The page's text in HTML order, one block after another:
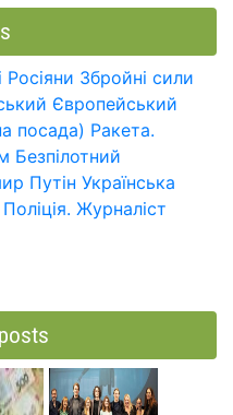
Росіяни Збройні сили
Європейський
посада) Ракета.
Безпілотний
Путін Українська
Поліція. Журналіст